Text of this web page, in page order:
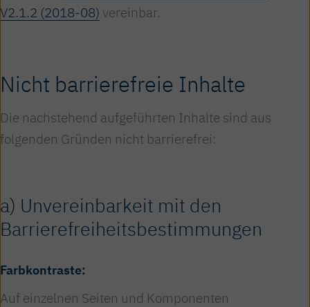
V2.1.2 (2018-08) vereinbar.
Nicht barrierefreie Inhalte
Die nachstehend aufgeführten Inhalte sind aus
folgenden Gründen nicht barrierefrei:
a) Unvereinbarkeit mit den
Barrierefreiheitsbestimmungen
Farbkontraste:
Auf einzelnen Seiten und Komponenten